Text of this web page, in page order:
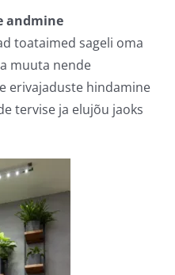
andmine
toataimed sageli oma
muuta nende
erivajaduste hindamine
tervise ja elujõu jaoks